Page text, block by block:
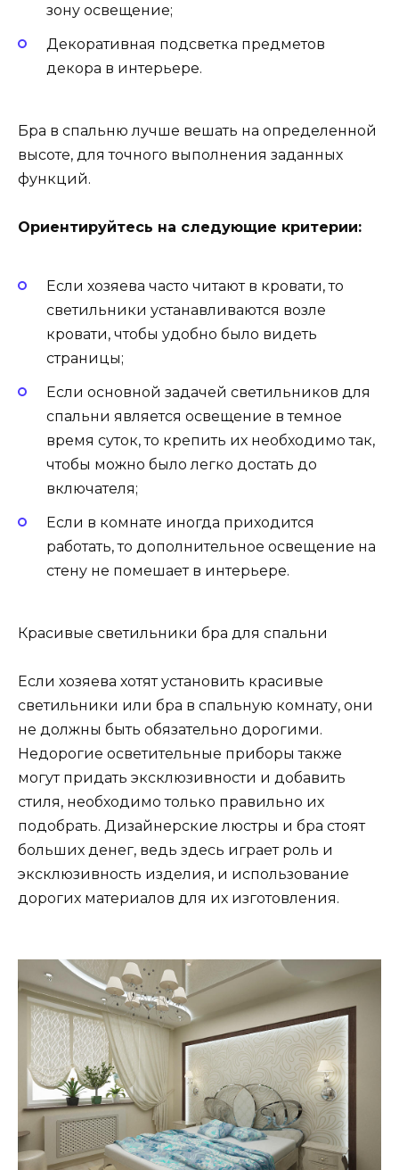
зону освещение;
Декоративная подсветка предметов
декора в интерьере.
Бра в спальню лучше вешать на определенной
высоте, для точного выполнения заданных
функций.
Ориентируйтесь на следующие критерии:
Если хозяева часто читают в кровати, то
светильники устанавливаются возле
кровати, чтобы удобно было видеть
страницы;
Если основной задачей светильников для
спальни является освещение в темное
время суток, то крепить их необходимо так,
чтобы можно было легко достать до
включателя;
Если в комнате иногда приходится
работать, то дополнительное освещение на
стену не помешает в интерьере.
Красивые светильники бра для спальни
Если хозяева хотят установить красивые
светильники или бра в спальную комнату, они
не должны быть обязательно дорогими.
Недорогие осветительные приборы также
могут придать эксклюзивности и добавить
стиля, необходимо только правильно их
подобрать. Дизайнерские люстры и бра стоят
больших денег, ведь здесь играет роль и
эксклюзивность изделия, и использование
дорогих материалов для их изготовления.